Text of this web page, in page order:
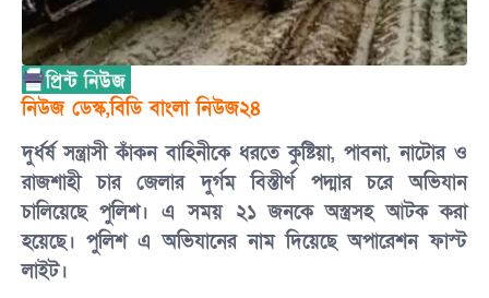
‎নিউজ ডেস্ক,বিডি বাংলা নিউজ২৪
দুর্ধর্ষ সন্ত্রাসী কাঁকন বাহিনীকে ধরতে কুষ্টিয়া, পাবনা, নাটোর ও
রাজশাহী চার জেলার দুর্গম বিস্তীর্ণ পদ্মার চরে অভিযান
চালিয়েছে পুলিশ। এ সময় ২১ জনকে অস্ত্রসহ আটক করা
হয়েছে। পুলিশ এ অভিযানের নাম দিয়েছে অপারেশন ফাস্ট
লাইট।